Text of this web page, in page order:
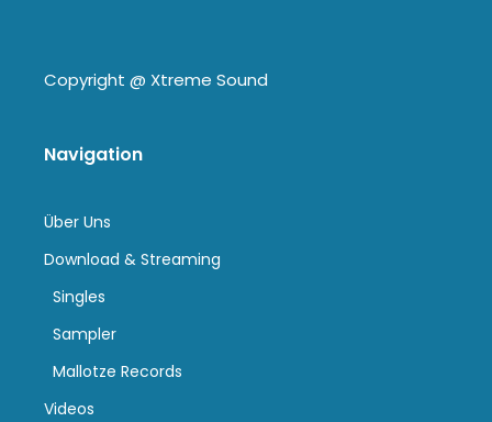
Copyright @ Xtreme Sound
Navigation
Über Uns
Download & Streaming
Singles
Sampler
Mallotze Records
Videos